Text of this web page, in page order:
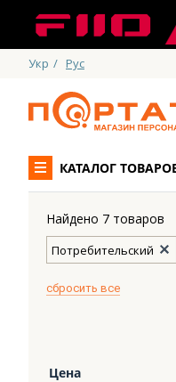
Укр / Рус
КАТАЛОГ
Цена
Найдено 7 товаров
Потребительский
cбросить все